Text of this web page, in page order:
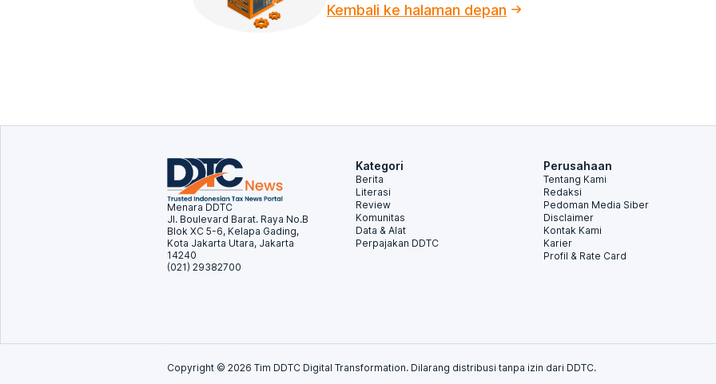
Kembali ke halaman depan
Menara DDTC
Jl. Boulevard Barat. Raya No.B
Blok XC 5-6, Kelapa Gading,
Kota Jakarta Utara, Jakarta
14240
(021) 29382700
Kategori
Berita
Literasi
Review
Komunitas
Data & Alat
Perpajakan DDTC
Perusahaan
Tentang Kami
Redaksi
Pedoman Media Siber
Disclaimer
Kontak Kami
Karier
Profil & Rate Card
Copyright © 2026 Tim DDTC Digital Transformation. Dilarang distribusi tanpa izin dari DDTC.